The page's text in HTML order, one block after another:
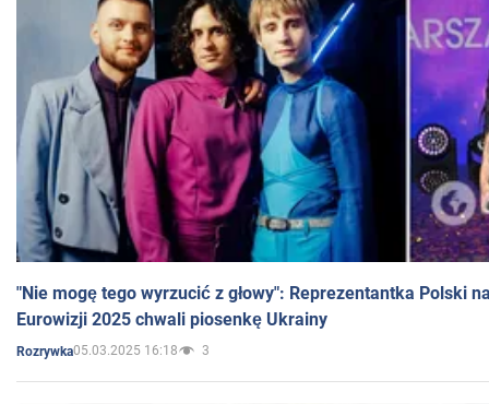
"Nie mogę tego wyrzucić z głowy": Reprezentantka Polski
Eurowizji 2025 chwali piosenkę Ukrainy
Rozrywka05.03.2025 16:18 3